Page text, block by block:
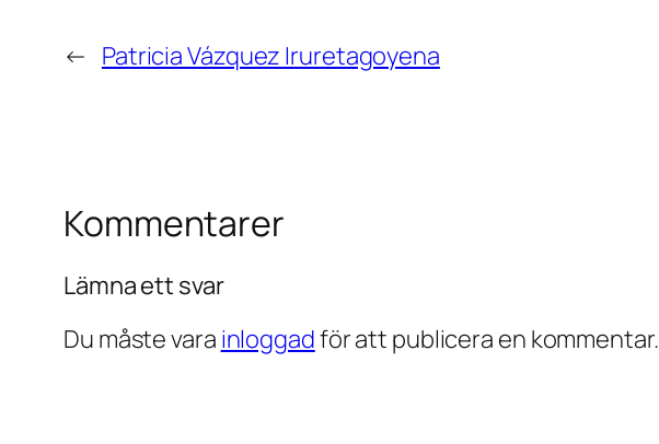
← Patricia Vázquez Iruretagoyena
Kommentarer
Lämna ett svar
Du måste vara inloggadför att publicera en kommentar.